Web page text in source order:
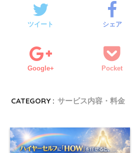
ツイート シェア
Google+ Pocket
CATEGORY : サービス内容・料金